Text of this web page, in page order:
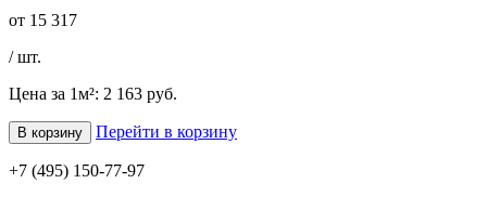
от 15 317
/ шт.
Цена за 1м²: 2 163 руб.
В корзину Перейти в корзину
+7 (495) 150-77-97